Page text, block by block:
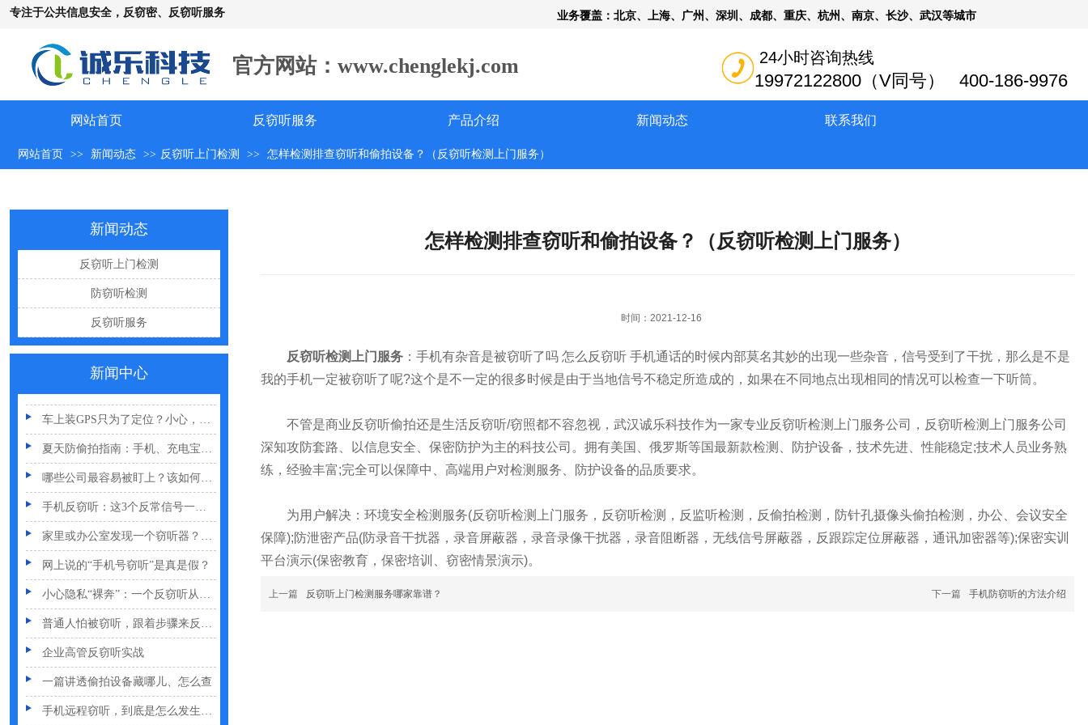
24小时咨询热线
19972122800（V同号） 400-186-9976
业务覆盖：北京、上海、广州、深圳、成都、重庆、杭州、南京、长沙、武汉等城市
专注于公共信息安全，反窃密、反窃听服务
官方网站：www.chenglekj.com
网站首页 反窃听服务 产品介绍 新闻动态 联系我们
网站首页 >> 新闻动态 >> 反窃听上门检测 >> 怎样检测排查窃听和偷拍设备？（反窃听检测上门服务）
新闻动态
反窃听上门检测
防窃听检测
反窃听服务
新闻中心
怀疑自己被窃听该怎么办？
出门在外，你还敢随手连WiFi吗
网购“反窃听神器”为何总翻车？
反窃听检测的用处
办公室哪些东西暗藏窃密风险
偷拍黑产屡禁不止：藏匿点、高发场景与实用防拍指南
网上说的“手机号窃听”是真是假？
企业高管反窃听实战
一篇讲透偷拍设备藏哪儿、怎么查
怎样检测排查窃听和偷拍设备？（反窃听检测上门服务）
时间：2021-12-16
反窃听检测上门服务 ：手机有杂音是被窃听了吗 怎么反窃听 手机通话的时候内部莫名其妙的出现一些杂音，信号受到了干扰，那么是不是
我的手机一定被窃听了呢?这个是不一定的很多时候是由于当地信号不稳定所造成的，如果在不同地点出现相同的情况可以检查一下听筒。
不管是商业反窃听偷拍还是生活反窃听/窃照都不容忽视，武汉诚乐科技作为一家专业反窃听检测上门服务公司，反窃听检测上门服务公司
深知攻防套路、以信息安全、保密防护为主的科技公司。拥有美国、俄罗斯等国最新款检测、防护设备，技术先进、性能稳定;技术人员业务熟
练，经验丰富;完全可以保障中、高端用户对检测服务、防护设备的品质要求。
为用户解决：环境安全检测服务(反窃听检测上门服务，反窃听检测，反监听检测，反偷拍检测，防针孔摄像头偷拍检测，办公、会议安全
保障);防泄密产品(防录音干扰器，录音屏蔽器，录音录像干扰器，录音阻断器，无线信号屏蔽器，反跟踪定位屏蔽器，通讯加密器等);保密实训
平台演示(保密教育，保密培训、窃密情景演示)。
上一篇 反窃听上门检测服务哪家靠谱？ 下一篇 手机防窃听的方法介绍